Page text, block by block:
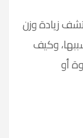
زيادة وزن
وكيف
أو